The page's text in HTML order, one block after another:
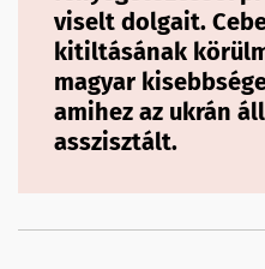
viselt dolgait.
kitiltásának
magyar
amihez az ukrán
asszisztált.